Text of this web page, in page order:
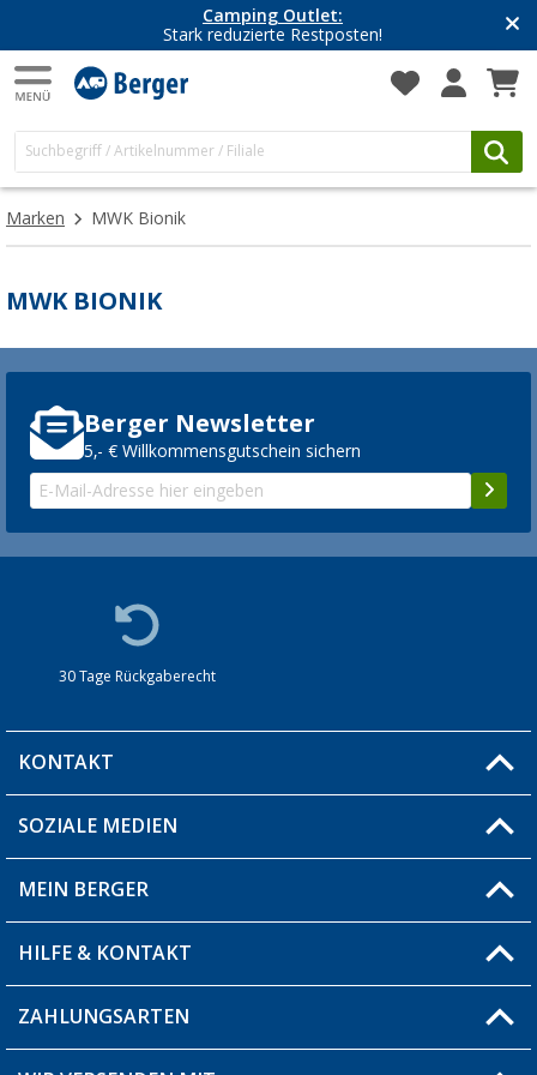
Camping Outlet:
Stark reduzierte Restposten!
Marken MWK Bionik
MWK BIONIK
Berger Newsletter
5,- € Willkommensgutschein sichern
30 Tage Rückgaberecht
KONTAKT
Du hast eine Frage?
Filiale finden
SOZIALE MEDIEN
MEIN BERGER
Blog
Produkttester
HILFE & KONTAKT
Fragen & Antworten / FAQ
ZAHLUNGSARTEN